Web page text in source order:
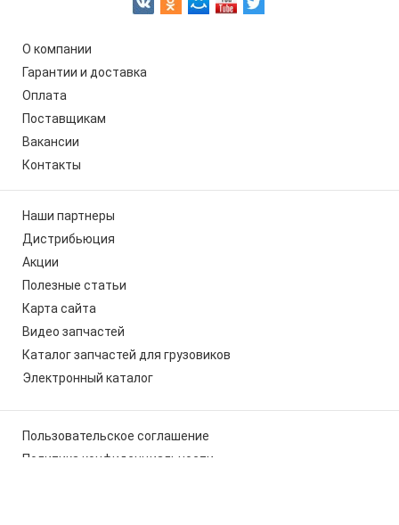
О компании
Гарантии и доставка
Оплата
Поставщикам
Вакансии
Контакты
Наши партнеры
Дистрибьюция
Акции
Полезные статьи
Карта сайта
Видео запчастей
Каталог запчастей для грузовиков
Электронный каталог
Пользовательское соглашение
Политика конфиденциальности